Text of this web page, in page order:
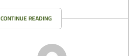
CONTINUE READING